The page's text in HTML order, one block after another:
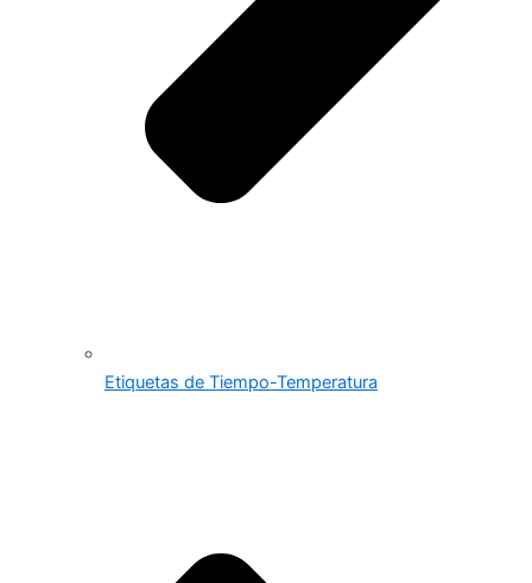
Etiquetas de Tiempo-Temperatura